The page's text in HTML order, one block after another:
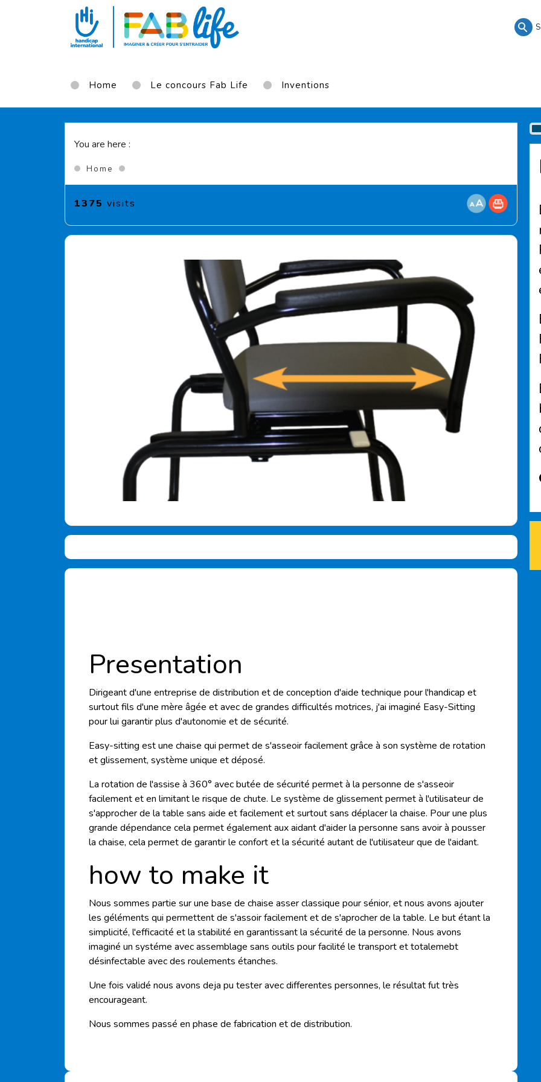
Aller au contenu principal
Home Le concours Fab Life Inventions
You are here :
Home
1375 visits
Presentation
Dirigeant d'une entreprise de distribution et de conception d'aide technique pour l'handicap et
surtout fils d'une mère âgée et avec de grandes difficultés motrices, j'ai imaginé Easy-Sitting
pour lui garantir plus d'autonomie et de sécurité.
Easy-sitting est une chaise qui permet de s'asseoir facilement grâce à son système de rotation
et glissement, système unique et déposé.
La rotation de l'assise à 360° avec butée de sécurité permet à la personne de s'asseoir
facilement et en limitant le risque de chute. Le système de glissement permet à l'utilisateur de
s'approcher de la table sans aide et facilement et surtout sans déplacer la chaise. Pour une plus
grande dépendance cela permet également aux aidant d'aider la personne sans avoir à pousser
la chaise, cela permet de garantir le confort et la sécurité autant de l'utilisateur que de l'aidant.
how to make it
Nous sommes partie sur une base de chaise asser classique pour sénior, et nous avons ajouter
les géléments qui permettent de s'assoir facilement et de s'aprocher de la table. Le but étant la
simplicité, l'efficacité et la stabilité en garantissant la sécurité de la personne. Nous avons
imaginé un systéme avec assemblage sans outils pour facilité le transport et totalemebt
désinfectable avec des roulements étanches.
Une fois validé nous avons deja pu tester avec differentes personnes, le résultat fut très
encourageant.
Nous sommes passé en phase de fabrication et de distribution.